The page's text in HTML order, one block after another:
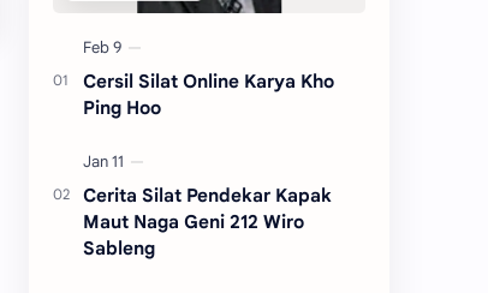
Cersil Silat Online Karya Kho
Ping Hoo
Cerita Silat Pendekar Kapak
Maut Naga Geni 212 Wiro
Sableng